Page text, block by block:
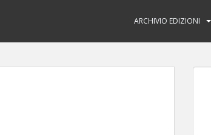
ARCHIVIO EDIZIONI